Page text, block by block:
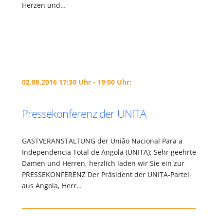
Herzen und…
02.08.2016 17:30 Uhr - 19:00 Uhr:
Pressekonferenz der UNITA
GASTVERANSTALTUNG der União Nacional Para a
Independencia Total de Angola (UNITA); Sehr geehrte
Damen und Herren, herzlich laden wir Sie ein zur
PRESSEKONFERENZ Der Präsident der UNITA-Partei
aus Angola, Herr…